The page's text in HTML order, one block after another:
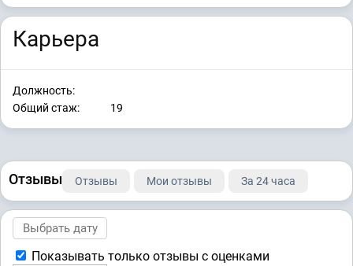
Карьера
Должность:
Общий стаж:
19
Отзывы Отзывы Мои отзывы За 24 часа
Показывать только отзывы с оценками